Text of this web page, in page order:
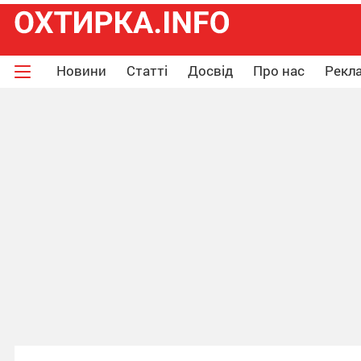
Новини Статті Досвід Про нас